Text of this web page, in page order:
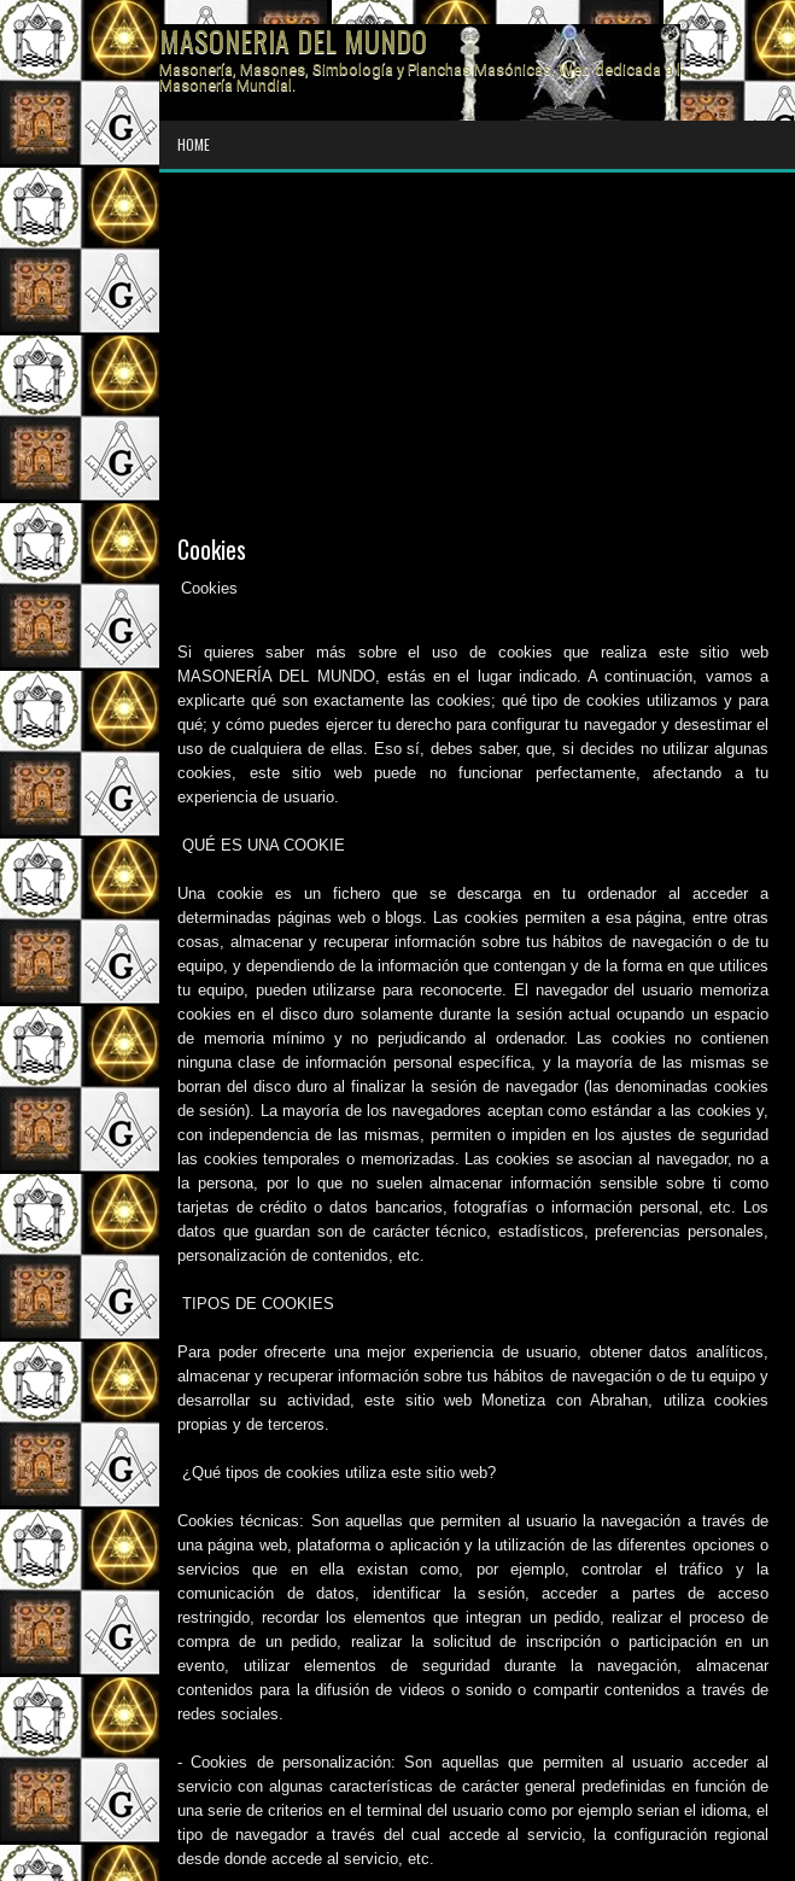
MASONERIA DEL MUNDO
Masonería, Masones, Simbología y Planchas Masónicas. Web dedicada a la
Masonería Mundial.
HOME
Cookies
Cookies
Si quieres saber más sobre el uso de cookies que realiza este sitio web
MASONERÍA DEL MUNDO, estás en el lugar indicado. A continuación, vamos a
explicarte qué son exactamente las cookies; qué tipo de cookies utilizamos y para
qué; y cómo puedes ejercer tu derecho para configurar tu navegador y desestimar el
uso de cualquiera de ellas. Eso sí, debes saber, que, si decides no utilizar algunas
cookies, este sitio web puede no funcionar perfectamente, afectando a tu
experiencia de usuario.
QUÉ ES UNA COOKIE
Una cookie es un fichero que se descarga en tu ordenador al acceder a
determinadas páginas web o blogs. Las cookies permiten a esa página, entre otras
cosas, almacenar y recuperar información sobre tus hábitos de navegación o de tu
equipo, y dependiendo de la información que contengan y de la forma en que utilices
tu equipo, pueden utilizarse para reconocerte. El navegador del usuario memoriza
cookies en el disco duro solamente durante la sesión actual ocupando un espacio
de memoria mínimo y no perjudicando al ordenador. Las cookies no contienen
ninguna clase de información personal específica, y la mayoría de las mismas se
borran del disco duro al finalizar la sesión de navegador (las denominadas cookies
de sesión). La mayoría de los navegadores aceptan como estándar a las cookies y,
con independencia de las mismas, permiten o impiden en los ajustes de seguridad
las cookies temporales o memorizadas. Las cookies se asocian al navegador, no a
la persona, por lo que no suelen almacenar información sensible sobre ti como
tarjetas de crédito o datos bancarios, fotografías o información personal, etc. Los
datos que guardan son de carácter técnico, estadísticos, preferencias personales,
personalización de contenidos, etc.
TIPOS DE COOKIES
Para poder ofrecerte una mejor experiencia de usuario, obtener datos analíticos,
almacenar y recuperar información sobre tus hábitos de navegación o de tu equipo y
desarrollar su actividad, este sitio web Monetiza con Abrahan, utiliza cookies
propias y de terceros.
¿Qué tipos de cookies utiliza este sitio web?
Cookies técnicas: Son aquellas que permiten al usuario la navegación a través de
una página web, plataforma o aplicación y la utilización de las diferentes opciones o
servicios que en ella existan como, por ejemplo, controlar el tráfico y la
comunicación de datos, identificar la sesión, acceder a partes de acceso
restringido, recordar los elementos que integran un pedido, realizar el proceso de
compra de un pedido, realizar la solicitud de inscripción o participación en un
evento, utilizar elementos de seguridad durante la navegación, almacenar
contenidos para la difusión de videos o sonido o compartir contenidos a través de
redes sociales.
- Cookies de personalización: Son aquellas que permiten al usuario acceder al
servicio con algunas características de carácter general predefinidas en función de
una serie de criterios en el terminal del usuario como por ejemplo serian el idioma, el
tipo de navegador a través del cual accede al servicio, la configuración regional
desde donde accede al servicio, etc.